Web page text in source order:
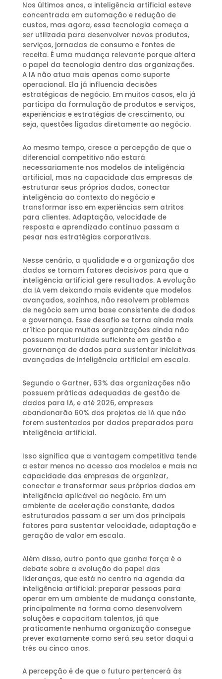
Nos últimos anos, a inteligência artificial esteve
concentrada em automação e redução de
custos, mas agora, essa tecnologia começa a
ser utilizada para desenvolver novos produtos,
serviços, jornadas de consumo e fontes de
receita. É uma mudança relevante porque altera
o papel da tecnologia dentro das organizações.
A IA não atua mais apenas como suporte
operacional. Ela já influencia decisões
estratégicas de negócio. Em muitos casos, ela já
participa da formulação de produtos e serviços,
experiências e estratégias de crescimento, ou
seja, questões ligadas diretamente ao negócio.
Ao mesmo tempo, cresce a percepção de que o
diferencial competitivo não estará
necessariamente nos modelos de inteligência
artificial, mas na capacidade das empresas de
estruturar seus próprios dados, conectar
inteligência ao contexto do negócio e
transformar isso em experiências sem atritos
para clientes. Adaptação, velocidade de
resposta e aprendizado contínuo passam a
pesar nas estratégias corporativas.
Nesse cenário, a qualidade e a organização dos
dados se tornam fatores decisivos para que a
inteligência artificial gere resultados. A evolução
da IA vem deixando mais evidente que modelos
avançados, sozinhos, não resolvem problemas
de negócio sem uma base consistente de dados
e governança. Esse desafio se torna ainda mais
crítico porque muitas organizações ainda não
possuem maturidade suficiente em gestão e
governança de dados para sustentar iniciativas
avançadas de inteligência artificial em escala.
Segundo o Gartner, 63% das organizações não
possuem práticas adequadas de gestão de
dados para IA, e até 2026, empresas
abandonarão 60% dos projetos de IA que não
forem sustentados por dados preparados para
inteligência artificial.
Isso significa que a vantagem competitiva tende
a estar menos no acesso aos modelos e mais na
capacidade das empresas de organizar,
conectar e transformar seus próprios dados em
inteligência aplicável ao negócio. Em um
ambiente de aceleração constante, dados
estruturados passam a ser um dos principais
fatores para sustentar velocidade, adaptação e
geração de valor em escala.
Além disso, outro ponto que ganha força é o
debate sobre a evolução do papel das
lideranças, que está no centro na agenda da
inteligência artificial: preparar pessoas para
operar em um ambiente de mudança constante,
principalmente na forma como desenvolvem
soluções e capacitam talentos, já que
praticamente nenhuma organização consegue
prever exatamente como será seu setor daqui a
três ou cinco anos.
A percepção é de que o futuro pertencerá às